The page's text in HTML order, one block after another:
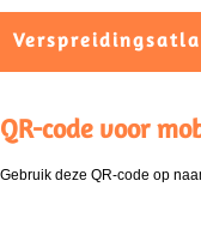
QR-code voor
Gebruik deze QR-code op